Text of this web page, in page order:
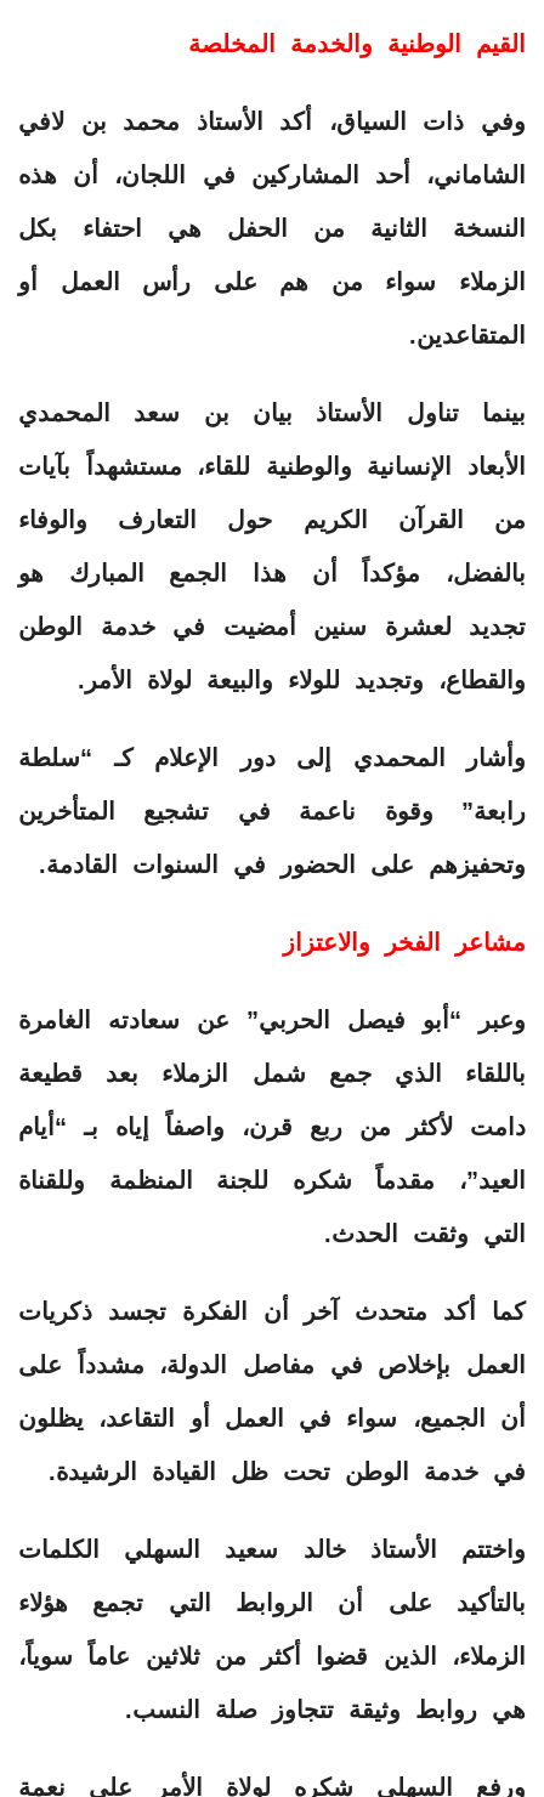
القيم الوطنية والخدمة المخلصة
وفي ذات السياق، أكد الأستاذ محمد بن لافي
الشاماني، أحد المشاركين في اللجان، أن هذه
النسخة الثانية من الحفل هي احتفاء بكل
الزملاء سواء من هم على رأس العمل أو
المتقاعدين.
بينما تناول الأستاذ بيان بن سعد المحمدي
الأبعاد الإنسانية والوطنية للقاء، مستشهداً بآيات
من القرآن الكريم حول التعارف والوفاء
بالفضل، مؤكداً أن هذا الجمع المبارك هو
تجديد لعشرة سنين أمضيت في خدمة الوطن
والقطاع، وتجديد للولاء والبيعة لولاة الأمر.
وأشار المحمدي إلى دور الإعلام كـ “سلطة
رابعة” وقوة ناعمة في تشجيع المتأخرين
وتحفيزهم على الحضور في السنوات القادمة.
مشاعر الفخر والاعتزاز
وعبر “أبو فيصل الحربي” عن سعادته الغامرة
باللقاء الذي جمع شمل الزملاء بعد قطيعة
دامت لأكثر من ربع قرن، واصفاً إياه بـ “أيام
العيد”، مقدماً شكره للجنة المنظمة وللقناة
التي وثقت الحدث.
كما أكد متحدث آخر أن الفكرة تجسد ذكريات
العمل بإخلاص في مفاصل الدولة، مشدداً على
أن الجميع، سواء في العمل أو التقاعد، يظلون
في خدمة الوطن تحت ظل القيادة الرشيدة.
واختتم الأستاذ خالد سعيد السهلي الكلمات
بالتأكيد على أن الروابط التي تجمع هؤلاء
الزملاء، الذين قضوا أكثر من ثلاثين عاماً سوياً،
هي روابط وثيقة تتجاوز صلة النسب.
ورفع السهلي شكره لولاة الأمر على نعمة